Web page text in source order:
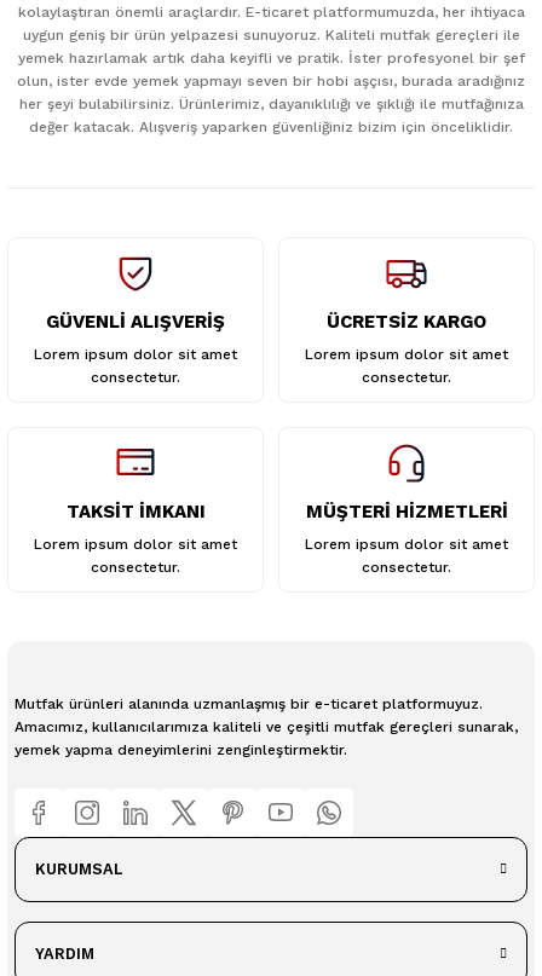
Ürün resmi kalitesiz, bozuk veya görüntülenemiyor.
Ürün bilgilerinde hatalar bulunuyor.
Ürün fiyatı diğer sitelerden daha pahalı.
kolaylaştıran önemli araçlardır. E-ticaret platformumuzda, her ihtiyaca
uygun geniş bir ürün yelpazesi sunuyoruz. Kaliteli mutfak gereçleri ile
yemek hazırlamak artık daha keyifli ve pratik. İster profesyonel bir şef
olun, ister evde yemek yapmayı seven bir hobi aşçısı, burada aradığınız
her şeyi bulabilirsiniz. Ürünlerimiz, dayanıklılığı ve şıklığı ile mutfağınıza
değer katacak. Alışveriş yaparken güvenliğiniz bizim için önceliklidir.
GÜVENLİ ALIŞVERİŞ
Lorem ipsum dolor sit amet
consectetur.
ÜCRETSİZ KARGO
Lorem ipsum dolor sit amet
consectetur.
TAKSİT İMKANI
Lorem ipsum dolor sit amet
consectetur.
MÜŞTERİ HİZMETLERİ
Lorem ipsum dolor sit amet
consectetur.
Mutfak ürünleri alanında uzmanlaşmış bir e-ticaret platformuyuz.
Amacımız, kullanıcılarımıza kaliteli ve çeşitli mutfak gereçleri sunarak,
yemek yapma deneyimlerini zenginleştirmektir.
KURUMSAL
YARDIM